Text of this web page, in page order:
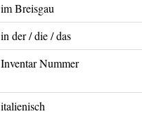
im Breisgau
in der / die / das
Inventar Nummer
italienisch